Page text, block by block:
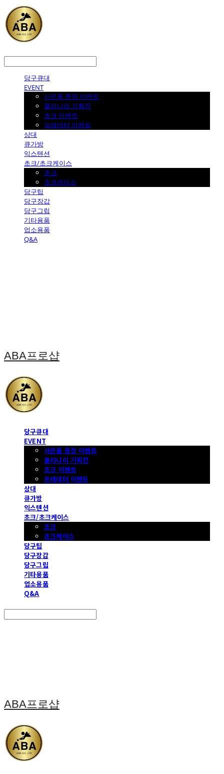
당구큐대
EVENT
사은품 증정 이벤트
몰리나리 기획전
초크 이벤트
프레데터 이벤트
상대
큐가방
익스텐션
초크/초크케이스
초크
초크케이스
당구팁
당구장갑
당구그립
기타용품
업소용품
Q&A
ABA프로샵
당구큐대
EVENT
사은품 증정 이벤트
몰리나리 기획전
초크 이벤트
프레데터 이벤트
상대
큐가방
익스텐션
초크/초크케이스
초크
초크케이스
당구팁
당구장갑
당구그립
기타용품
업소용품
Q&A
ABA프로샵